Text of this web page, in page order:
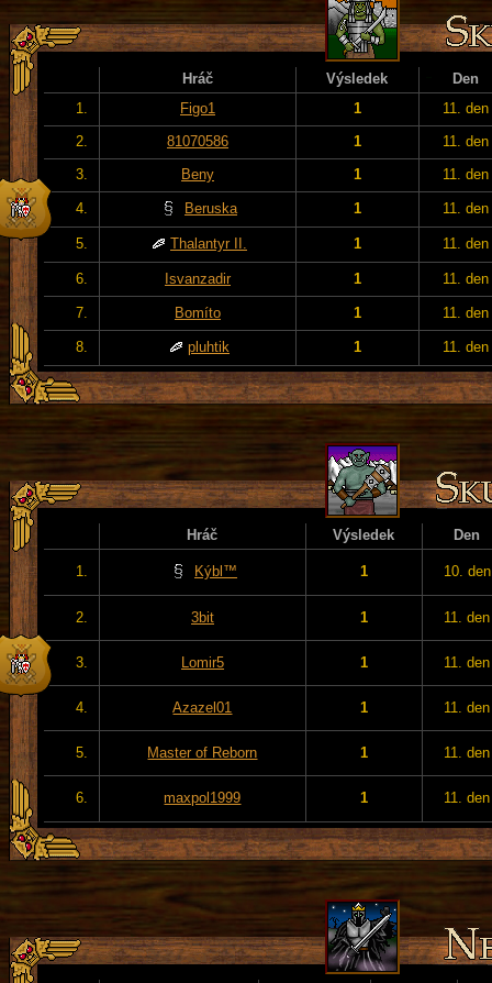
Hráč Výsledek
Den
1.
Figo1 1
11. den
2.
81070586 1
11. den
3.
Beny 1 11. den
4. Beruska 1 11. den
5. Thalantyr II. 1 11. den
6. Isvanzadir 1 11. den
7. Bomíto 1 11. den
8. pluhtik 1 11. den
Hráč Výsledek Den
1. Kýbl™ 1 10. den
2. 3bit 1 11. den
3. Lomir5 1 11. den
4. Azazel01 1 11. den
5. Master of Reborn 1 11. den
6. maxpol1999 1 11. den